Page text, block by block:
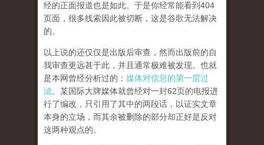
经的正面报道也是如此。于是你经常能看到404
页面， 很多线索因此被切断，这是谷歌无法解决
的。
以上说的还仅仅是出版后审查，然而出版前的自
我审查更远甚于此，并且通常极难被发现。 也就
是本网曾经分析过的： 媒体对信息的第一层过
滤。某国际大牌媒体就曾经对一封62页的电报进
行了编改，只引用了其中的两段话，以证实文章
本身的立场，而其余被删除的部分却正好是反对
这两种观点的。